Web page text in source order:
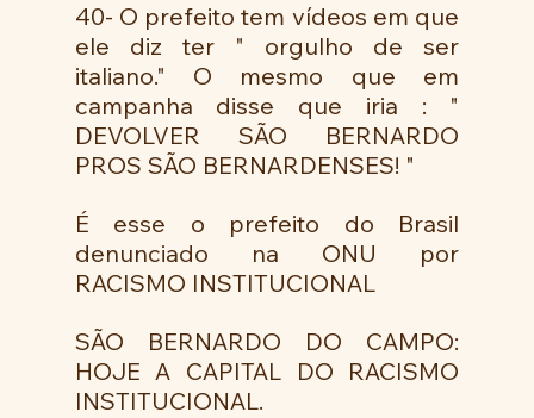
40- O prefeito tem vídeos em que
ele diz ter " orgulho de ser
italiano." O mesmo que em
campanha disse que iria : "
DEVOLVER SÃO BERNARDO
PROS SÃO BERNARDENSES! "
É esse o prefeito do Brasil
denunciado na ONU por
RACISMO INSTITUCIONAL
SÃO BERNARDO DO CAMPO:
HOJE A CAPITAL DO RACISMO
INSTITUCIONAL.